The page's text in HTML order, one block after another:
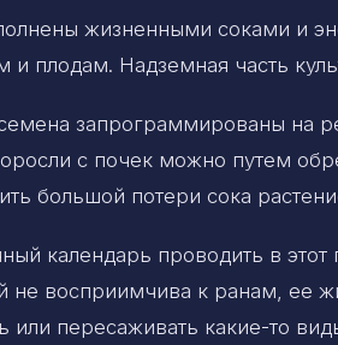
жизненными соками и
и плодам. Надземная часть
запрограммированы на
с почек можно путем
большой потери сока
календарь проводить в
не восприимчива к ранам, ее
или пересаживать какие-то